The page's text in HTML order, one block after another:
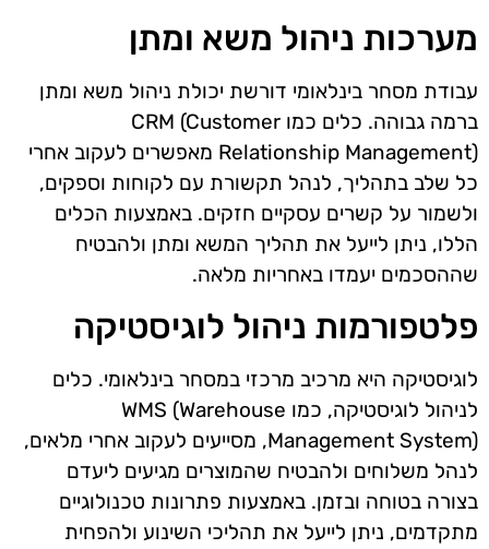
מערכות ניהול משא ומתן
עבודת מסחר בינלאומי דורשת יכולת ניהול משא ומתן
ברמה גבוהה. כלים כמו CRM (Customer
Relationship Management) מאפשרים לעקוב אחרי
כל שלב בתהליך, לנהל תקשורת עם לקוחות וספקים,
ולשמור על קשרים עסקיים חזקים. באמצעות הכלים
הללו, ניתן לייעל את תהליך המשא ומתן ולהבטיח
שההסכמים יעמדו באחריות מלאה.
פלטפורמות ניהול לוגיסטיקה
לוגיסטיקה היא מרכיב מרכזי במסחר בינלאומי. כלים
לניהול לוגיסטיקה, כמו WMS (Warehouse
Management System), מסייעים לעקוב אחרי מלאים,
לנהל משלוחים ולהבטיח שהמוצרים מגיעים ליעדם
בצורה בטוחה ובזמן. באמצעות פתרונות טכנולוגיים
מתקדמים, ניתן לייעל את תהליכי השינוע ולהפחית